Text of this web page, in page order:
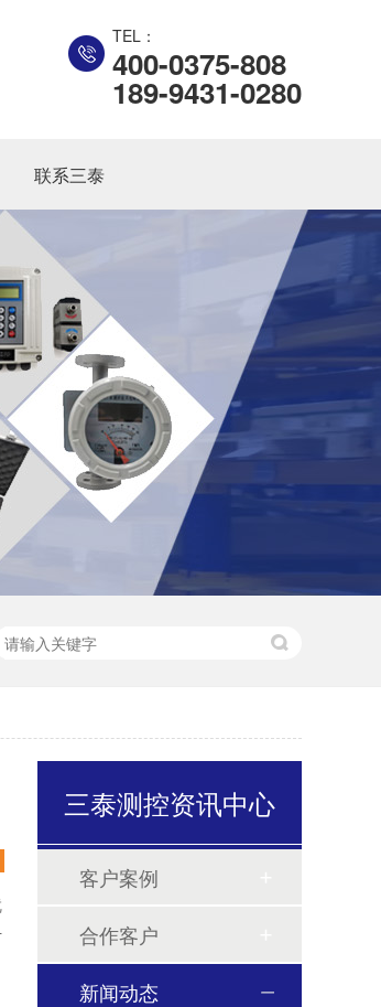
TEL：
400-0375-808
189-9431-0280
联系三泰
三泰测控资讯中心
客户案例
合作客户
新闻动态